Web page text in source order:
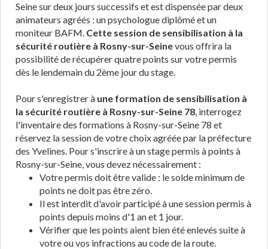
Seine sur deux jours successifs et est dispensée par deux
animateurs agréés : un psychologue diplômé et un
moniteur BAFM. Cette session de sensibilisation à la
sécurité routière à Rosny-sur-Seinevous offrira la
possibilité de récupérer quatre points sur votre permis
dès le lendemain du 2ème jour du stage.
Pour s'enregistrer à une formation de sensibilisation à
la sécurité routière à Rosny-sur-Seine 78, interrogez
l'inventaire des formations à Rosny-sur-Seine 78 et
réservez la session de votre choix agréée par la préfecture
des Yvelines. Pour s'inscrire à un stage permis à points à
Rosny-sur-Seine, vous devez nécessairement :
Votre permis doit être valide : le solde minimum de
points ne doit pas être zéro.
Il est interdit d'avoir participé à une session permis à
points depuis moins d'1 an et 1 jour.
Vérifier que les points aient bien été enlevés suite à
votre ou vos infractions au code de la route.